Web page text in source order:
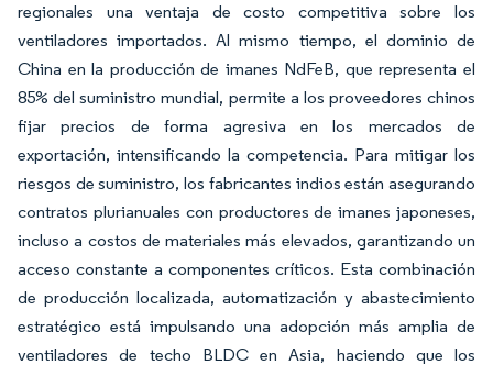
regionales una ventaja de costo competitiva sobre los
ventiladores importados. Al mismo tiempo, el dominio de
China en la producción de imanes NdFeB, que representa el
85% del suministro mundial, permite a los proveedores chinos
fijar precios de forma agresiva en los mercados de
exportación, intensificando la competencia. Para mitigar los
riesgos de suministro, los fabricantes indios están asegurando
contratos plurianuales con productores de imanes japoneses,
incluso a costos de materiales más elevados, garantizando un
acceso constante a componentes críticos. Esta combinación
de producción localizada, automatización y abastecimiento
estratégico está impulsando una adopción más amplia de
ventiladores de techo BLDC en Asia, haciendo que los